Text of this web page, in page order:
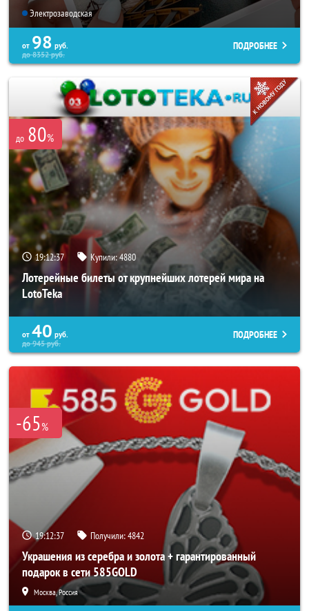
Электрозаводская
от 98 руб.
до8352руб.
ПОДРОБНЕЕ
до 80%
19:12:33 Купили:4880
Лотерейные билеты от крупнейших лотерей мира на
LotoTeka
от 40 руб.
до945руб.
ПОДРОБНЕЕ
-65%
19:12:33 Получили:4842
Украшения из серебра и золота + гарантированный
подарок в сети 585GOLD
Москва, Россия